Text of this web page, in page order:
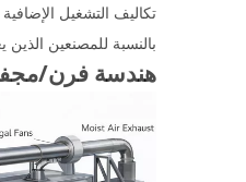
تكاليف التشغيل
بالنسبة للمصنعين الذين يعملون بجداول
هندسة فرن/